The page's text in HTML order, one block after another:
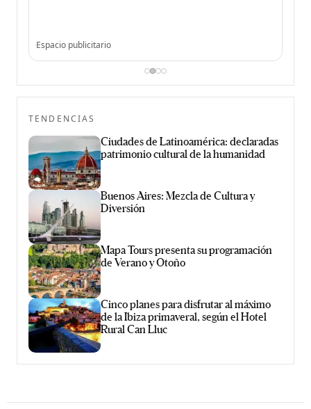
Espacio publicitario
TENDENCIAS
Ciudades de Latinoamérica: declaradas
patrimonio cultural de la humanidad
Buenos Aires: Mezcla de Cultura y
Diversión
Mapa Tours presenta su programación
de Verano y Otoño
Cinco planes para disfrutar al máximo
de la Ibiza primaveral, según el Hotel
Rural Can Lluc